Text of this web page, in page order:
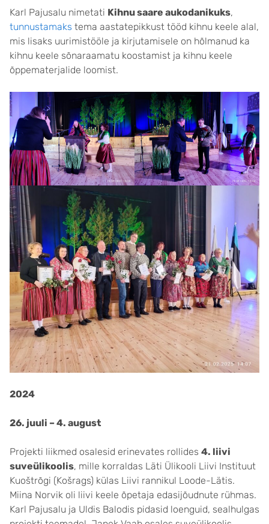
Karl Pajusalu nimetati Kihnu saare aukodanikuks,
tunnustamaks tema aastatepikkust tööd kihnu keele alal,
mis lisaks uurimistööle ja kirjutamisele on hõlmanud ka
kihnu keele sõnaraamatu koostamist ja kihnu keele
õppematerjalide loomist.
2024
26. juuli – 4. august
Projekti liikmed osalesid erinevates rollides 4. liivi
suveülikoolis, mille korraldas Läti Ülikooli Liivi Instituut
Kuoštrõgi (Košrags) külas Liivi rannikul Loode-Lätis.
Miina Norvik oli liivi keele õpetaja edasijõudnute rühmas.
Karl Pajusalu ja Uldis Balodis pidasid loenguid, sealhulgas